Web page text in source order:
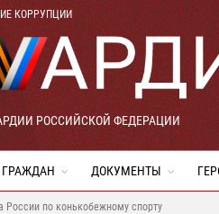
КОРРУПЦИИ
РОССИЙСКОЙ ФЕДЕРАЦИИ
ДОКУМЕНТЫ
России по конькобежному спорту